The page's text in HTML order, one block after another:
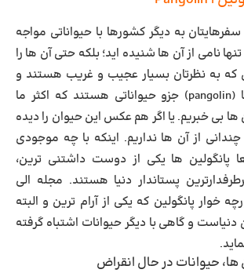
به دیگر کشورها با حیواناتی مواجه
نامی از آن ها شنیده اید؛ بلکه حتی آن ها را
که به نظرتان بسیار عجیب و غریب هستند و
ناآشنا! پانگولین ها (pangolin) جزو حیواناتی هستند که اکثر ما
ها بی خبریم. یا اگر هم عکس این حیوان را دیده
چندانی از آن ها نداریم. اینکه با چه موجودی
پانگولین ها یکی از دوست داشتنی ترین،
پستاندار دنیا هستند. مجله الی
خوار پانگولین که یکی از آرام ترین و البته
دنیاست و گاهی با دیگر حیوانات اشتباه گرفته
ها، حیوانات در حال انقراض